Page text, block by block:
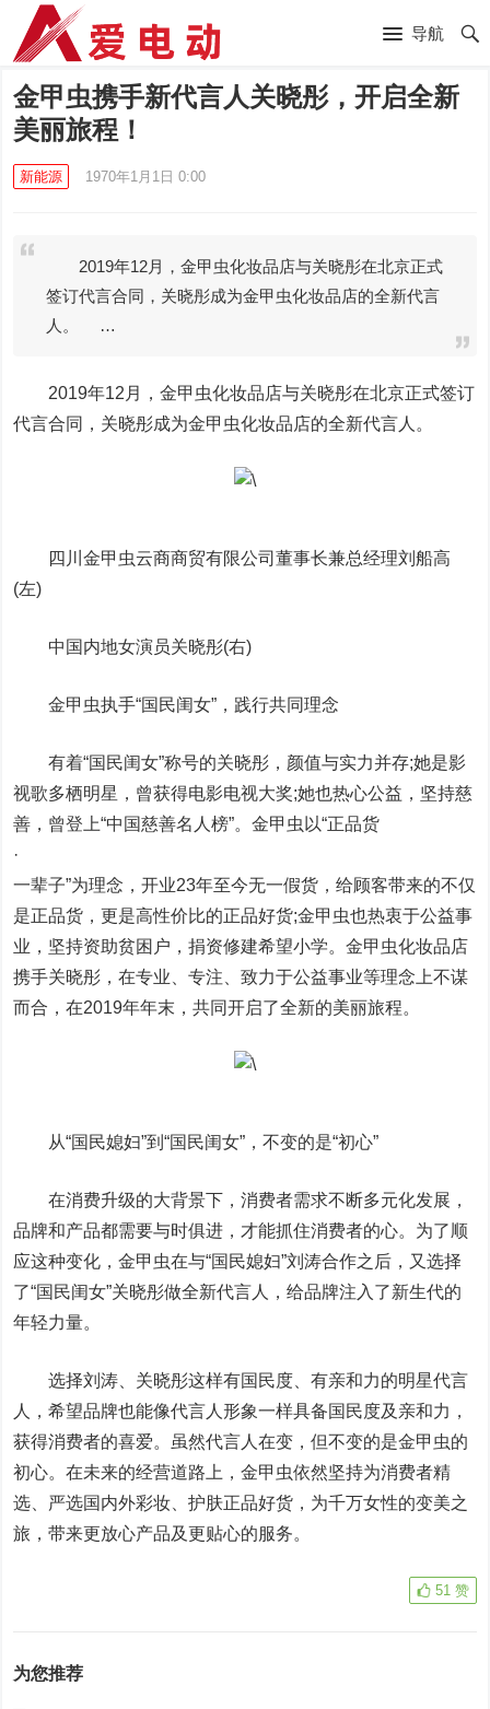
导航
金甲虫携手新代言人关晓彤，开启全新
美丽旅程！
新能源 1970年1月1日 0:00
2019年12月，金甲虫化妆品店与关晓彤在北京正式
签订代言合同，关晓彤成为金甲虫化妆品店的全新代言
人。 …
2019年12月，金甲虫化妆品店与关晓彤在北京正式签订
代言合同，关晓彤成为金甲虫化妆品店的全新代言人。
四川金甲虫云商商贸有限公司董事长兼总经理刘船高
(左)
中国内地女演员关晓彤(右)
金甲虫执手“国民闺女”，践行共同理念
有着“国民闺女”称号的关晓彤，颜值与实力并存;她是影
视歌多栖明星，曾获得电影电视大奖;她也热心公益，坚持慈
善，曾登上“中国慈善名人榜”。金甲虫以“正品货
·
一辈子”为理念，开业23年至今无一假货，给顾客带来的不仅
是正品货，更是高性价比的正品好货;金甲虫也热衷于公益事
业，坚持资助贫困户，捐资修建希望小学。金甲虫化妆品店
携手关晓彤，在专业、专注、致力于公益事业等理念上不谋
而合，在2019年年末，共同开启了全新的美丽旅程。
从“国民媳妇”到“国民闺女”，不变的是“初心”
在消费升级的大背景下，消费者需求不断多元化发展，
品牌和产品都需要与时俱进，才能抓住消费者的心。为了顺
应这种变化，金甲虫在与“国民媳妇”刘涛合作之后，又选择
了“国民闺女”关晓彤做全新代言人，给品牌注入了新生代的
年轻力量。
选择刘涛、关晓彤这样有国民度、有亲和力的明星代言
人，希望品牌也能像代言人形象一样具备国民度及亲和力，
获得消费者的喜爱。虽然代言人在变，但不变的是金甲虫的
初心。在未来的经营道路上，金甲虫依然坚持为消费者精
选、严选国内外彩妆、护肤正品好货，为千万女性的变美之
旅，带来更放心产品及更贴心的服务。
51 赞
为您推荐